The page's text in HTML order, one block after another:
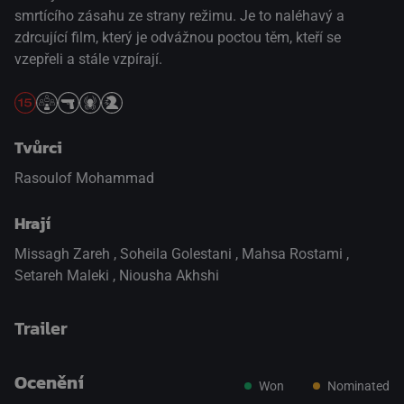
smrtícího zásahu ze strany režimu. Je to naléhavý a
zdrcující film, který je odvážnou poctou těm, kteří se
vzepřeli a stále vzpírají.
Tvůrci
Rasoulof Mohammad
Hrají
Missagh Zareh , Soheila Golestani , Mahsa Rostami ,
Setareh Maleki , Niousha Akhshi
Trailer
Ocenění
Won Nominated